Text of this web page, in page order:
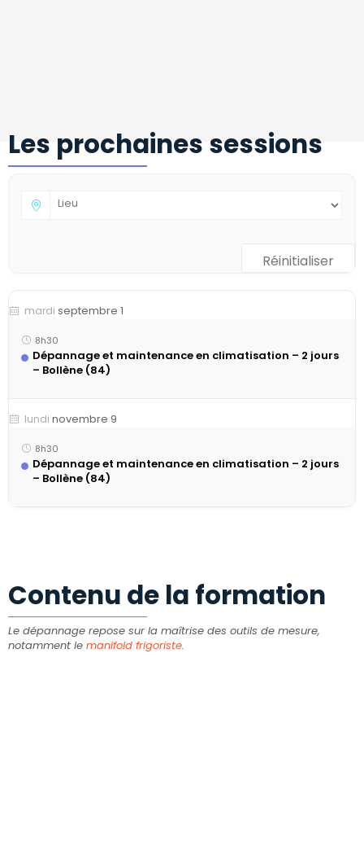
Les prochaines sessions
Réinitialiser
mardi septembre 1
8h30
Dépannage et maintenance en climatisation – 2 jours
– Bollène (84)
lundi novembre 9
8h30
Dépannage et maintenance en climatisation – 2 jours
– Bollène (84)
Contenu de la formation
Le dépannage repose sur la maîtrise des outils de mesure,
notamment le manifold frigoriste.